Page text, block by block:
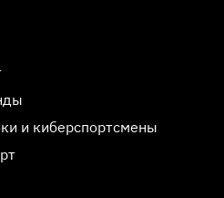
и киберспортсмены